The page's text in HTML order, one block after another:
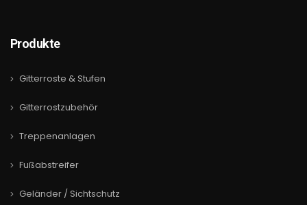
Produkte
Gitterroste & Stufen
Gitterrostzubehör
Treppenanlagen
Fußabstreifer
Geländer / Sichtschutz